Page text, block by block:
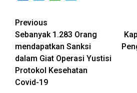
Post
navigation
Previous
Sebanyak 1.283 Orang
mendapatkan Sanksi
dalam Giat Operasi Yustisi
Protokol Kesehatan
Covid-19